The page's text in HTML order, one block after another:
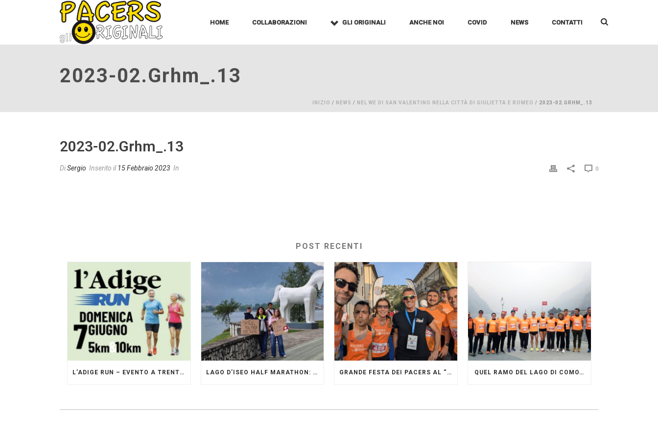
HOME COLLABORAZIONI GLI ORIGINALI ANCHE NOI COVID NEWS CONTATTI
2023-02.grhm_.13
INIZIO / NEWS / NEL WE DI SAN VALENTINO NELLA CITTÀ DI GIULIETTA E ROMEO / 2023-02.GRHM_.13
2023-02.grhm_.13
DiSergio Inserito il15 Febbraio 2023 In 0
POST RECENTI
L’ADIGE RUN – EVENTO A TRENTO GESTITO DAI PACERS GLI ORIGINALI LAGO D’ISEO HALF MARATHON: ORIGINALI PRESENTI GRANDE FESTA DEI PACERS AL “GARDA LAKE RUNNING FESTIVAL” QUEL RAMO DEL LAGO DI COMO…